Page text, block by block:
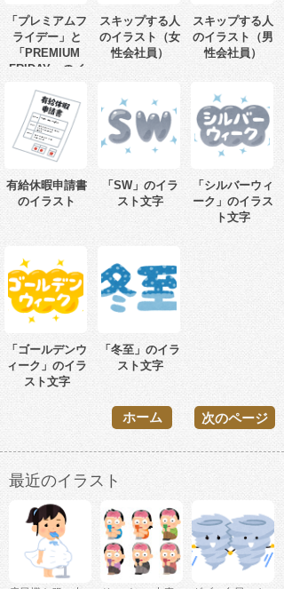
「プレミアムフ
ライデー」と
「PREMIUM
FRIDAY」のイ
スキップする人
のイラスト（女
性会社員）
スキップする人
のイラスト（男
性会社員）
有給休暇申請書
のイラスト
「SW」のイラ
スト文字
「シルバーウィ
ーク」のイラス
ト文字
「ゴールデンウ
ィーク」のイラ
スト文字
「冬至」のイラ
スト文字
次のページ
ホーム
最近のイラスト